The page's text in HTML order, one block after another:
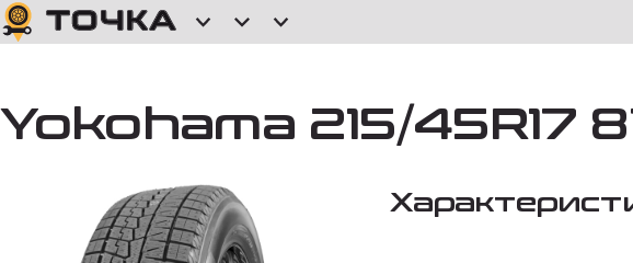
Yokohama 215/45R17